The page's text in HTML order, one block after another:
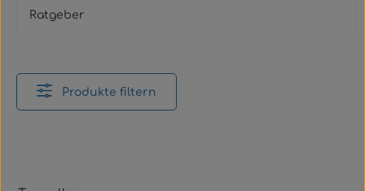
Ratgeber
Produkte filtern